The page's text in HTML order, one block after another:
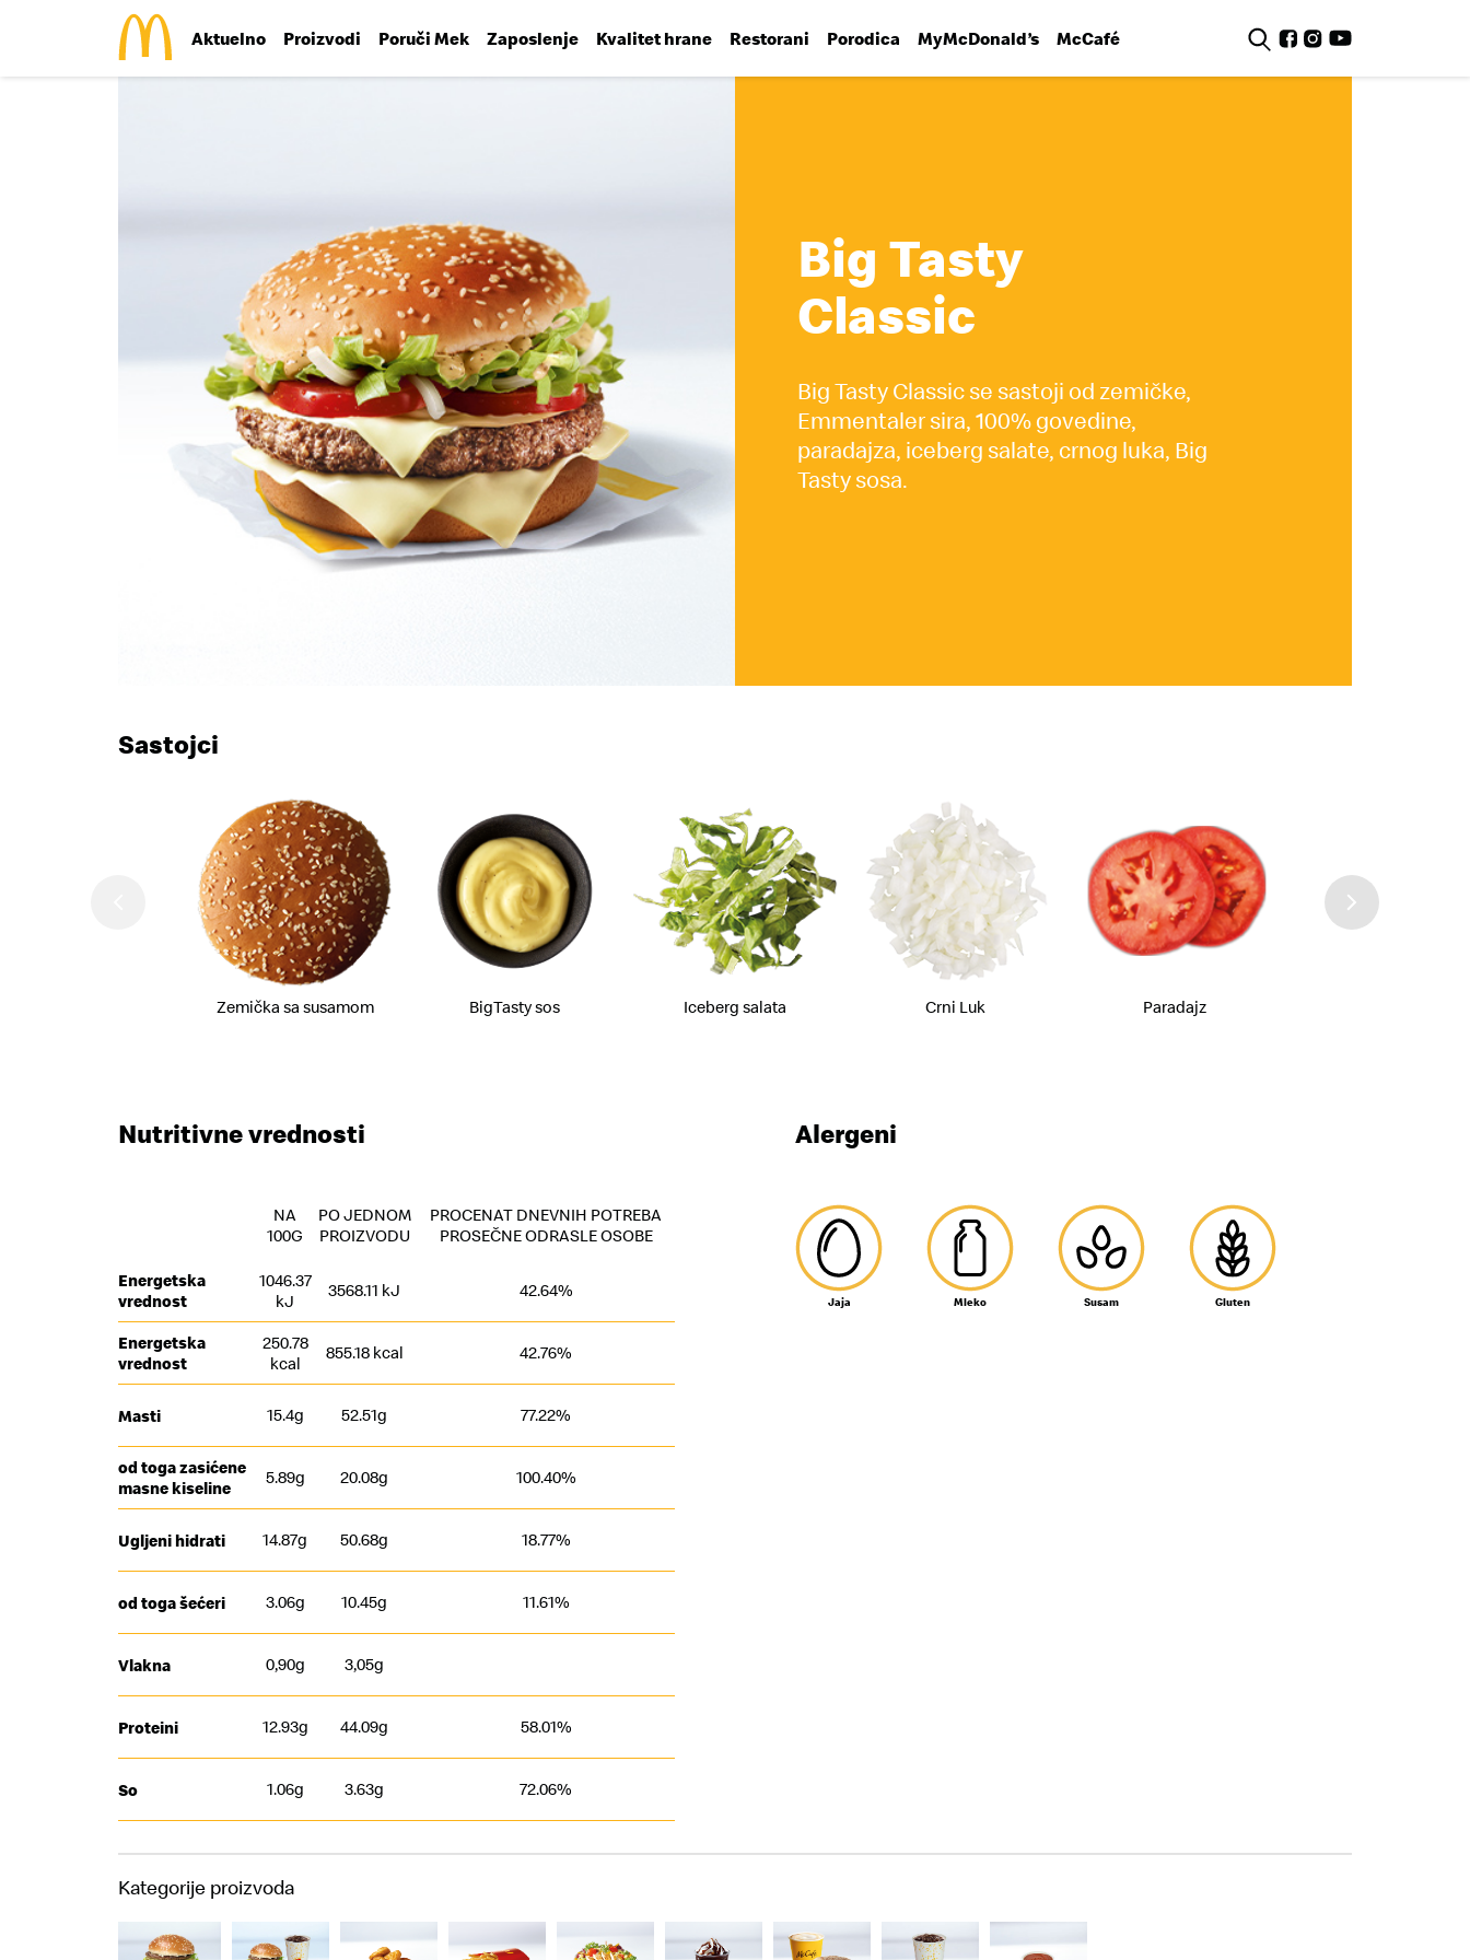
Aktuelno Proizvodi Poruči Mek Zaposlenje Kvalitet hrane Restorani Porodica MyMcDonald’s McCafé
Big Tasty
Classic
Big Tasty Classic se sastoji od zemičke,
Emmentaler sira, 100% govedine,
paradajza, iceberg salate, crnog luka, Big
Tasty sosa.
Sastojci
Zemička sa susamom BigTasty sos Iceberg salata Crni Luk Paradajz
Nutritivne vrednosti
NA
100G
PO JEDNOM
PROIZVODU
PROCENAT DNEVNIH POTREBA
PROSEČNE ODRASLE OSOBE
Energetska
vrednost
1046.37
kJ
3568.11 kJ 42.64%
Energetska
vrednost
250.78
kcal
855.18 kcal 42.76%
Masti 15.4g 52.51g 77.22%
od toga zasićene
masne kiseline
5.89g 20.08g 100.40%
Ugljeni hidrati 14.87g 50.68g 18.77%
od toga šećeri 3.06g 10.45g 11.61%
Vlakna 0,90g 3,05g
Proteini 12.93g 44.09g 58.01%
So 1.06g 3.63g 72.06%
Alergeni
Jaja Mleko Susam Gluten
Kategorije proizvoda